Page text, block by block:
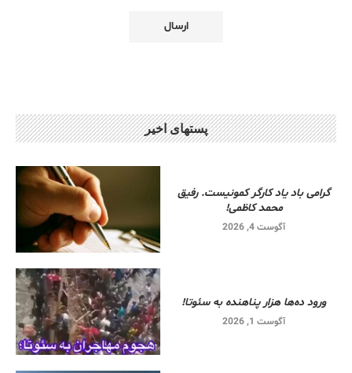
پستهای اخیر
گرامی باد یاد کارگر کمونیست. رفیق
محمد کاظمی!
آگوست 4, 2026
ورود ده‌ها هزار پناهنده به سئوتا!
آگوست 1, 2026